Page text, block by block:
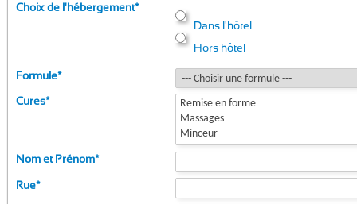
Choix de l'hébergement*
Dans l'hôtel
Hors hôtel
Formule*
Cures*
Nom et Prénom*
Rue*